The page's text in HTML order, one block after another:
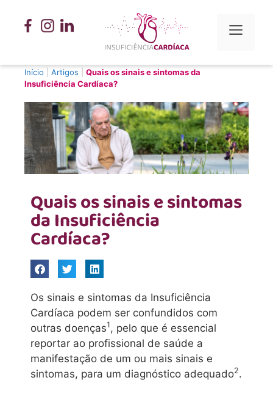
Início Artigos
Quais os sinais e sintomas da
Insuficiência Cardíaca?
Quais os sinais e sintomas
da Insuficiência
Cardíaca?
Os sinais e sintomas da Insuficiência
Cardíaca podem ser confundidos com
outras doenças1, pelo que é essencial
reportar ao profissional de saúde a
manifestação de um ou mais sinais e
sintomas, para um diagnóstico adequado2.